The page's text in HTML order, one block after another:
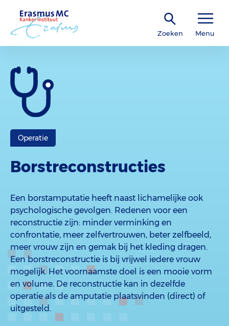
Zoeken Menu
Operatie
Borstreconstructies
Een borstamputatie heeft naast lichamelijke ook
psychologische gevolgen. Redenen voor een
reconstructie zijn: minder verminking en
confrontatie, meer zelfvertrouwen, beter zelfbeeld,
meer vrouw zijn en gemak bij het kleding dragen.
Een borstreconstructie is bij vrijwel iedere vrouw
mogelijk. Het voornaamste doel is een mooie vorm
en volume. De reconstructie kan in dezelfde
operatie als de amputatie plaatsvinden (direct) of
uitgesteld.